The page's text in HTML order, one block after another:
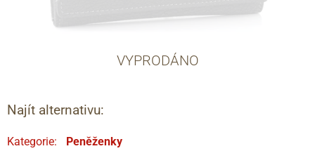
VYPRODÁNO
Najít alternativu:
Kategorie:
Peněženky